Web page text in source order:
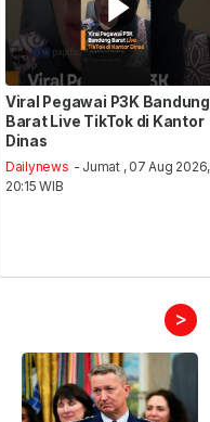
Viral Pegawai P3K Bandung
Barat Live TikTok di Kantor
Dinas
Dailynews - Jumat , 07 Aug 2026,
20:15 WIB
>